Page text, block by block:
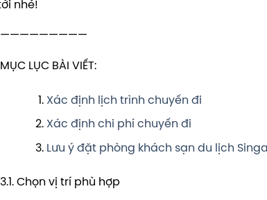
nhé!
—————————
MỤC LỤC BÀI VIẾT:
Xác định lịch trình chuyến đi
Xác định chi phí chuyến đi
Lưu ý đặt phòng khách sạn du lịch
3.1. Chọn vị trí phù hợp